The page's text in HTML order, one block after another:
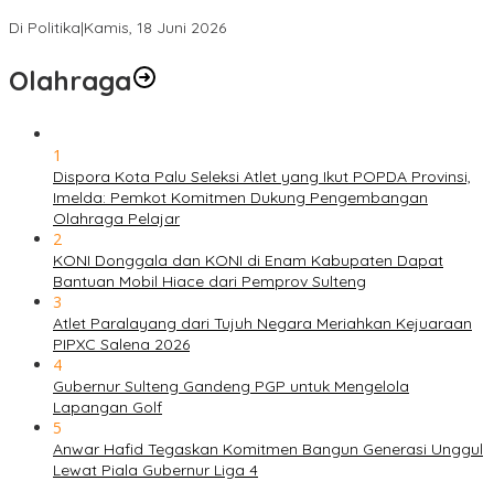
Di Politika|Kamis, 18 Juni 2026
Olahraga
1
Dispora Kota Palu Seleksi Atlet yang Ikut POPDA Provinsi,
Imelda: Pemkot Komitmen Dukung Pengembangan
Olahraga Pelajar
2
KONI Donggala dan KONI di Enam Kabupaten Dapat
Bantuan Mobil Hiace dari Pemprov Sulteng
3
Atlet Paralayang dari Tujuh Negara Meriahkan Kejuaraan
PIPXC Salena 2026
4
Gubernur Sulteng Gandeng PGP untuk Mengelola
Lapangan Golf
5
Anwar Hafid Tegaskan Komitmen Bangun Generasi Unggul
Lewat Piala Gubernur Liga 4